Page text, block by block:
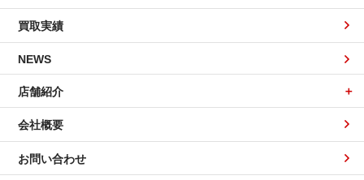
買取実績
NEWS
店舗紹介
会社概要
お問い合わせ